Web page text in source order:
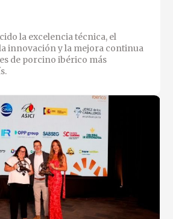
la excelencia técnica, el
innovación y la mejora continua
de porcino ibérico más